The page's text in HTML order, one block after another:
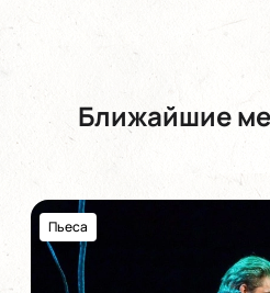
Ближайшие
Пьеса